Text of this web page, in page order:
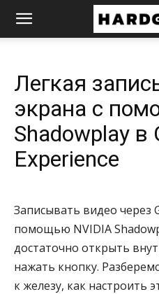
HardGrade
Легкая
экрана с
Shadowplay в
Experience
Записывать видео через
помощью NVIDIA
достаточно открыть
нажать кнопку.
к железу, как настроить